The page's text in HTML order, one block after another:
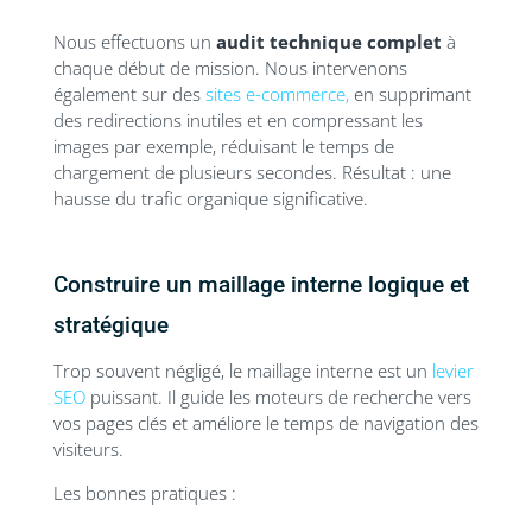
Nous effectuons un audit technique complet à
chaque début de mission. Nous intervenons
également sur des sites e-commerce,en supprimant
des redirections inutiles et en compressant les
images par exemple, réduisant le temps de
chargement de plusieurs secondes. Résultat : une
hausse du trafic organique significative.
Construire un maillage interne logique et
stratégique
Trop souvent négligé, le maillage interne est un levier
SEOpuissant. Il guide les moteurs de recherche vers
vos pages clés et améliore le temps de navigation des
visiteurs.
Les bonnes pratiques :